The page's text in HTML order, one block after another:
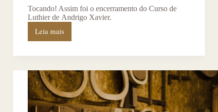
Tocando! Assim foi o encerramento do Curso de
Luthier de Andrigo Xavier.
Leia mais